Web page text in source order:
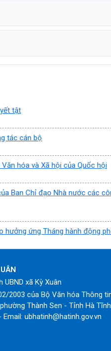
tật
tác cán bộ
hóa và Xã hội của Quốc hội
Ban Chỉ đạo Nhà nước các
ứng Tháng hành động
xã Kỳ Xuân
2003 của Bộ Văn hóa Thông
Thành Sen - Tỉnh Hà Tĩnh
ubhatinh@hatinh.gov.vn